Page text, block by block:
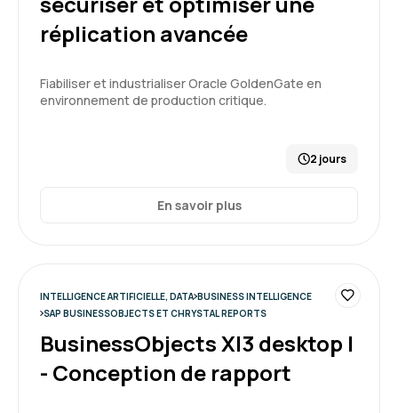
5
une de nos questions.
Formation : SQL : Les fondamentaux
5
Tout s'est bien passé, de la réception des
formations.
Formation : SQL : Les fondamentaux
réplication avancée
Fiabiliser et industrialiser Oracle GoldenGate en
environnement de production critique.
2 jours
En savoir plus
INTELLIGENCE ARTIFICIELLE, DATA BUSINESS INTELLIGENCE
SAP BUSINESSOBJECTS ET CHRYSTAL REPORTS
BusinessObjects XI3 desktop I
- Conception de rapport